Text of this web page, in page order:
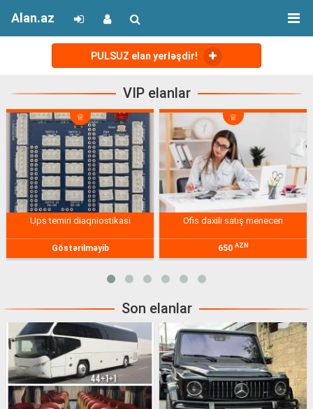
PULSUZ elan yerləşdir!
Alan.az
VIP elanlar
ofis daxili satış meneceri
650AZN 1200AZN
Son elanlar